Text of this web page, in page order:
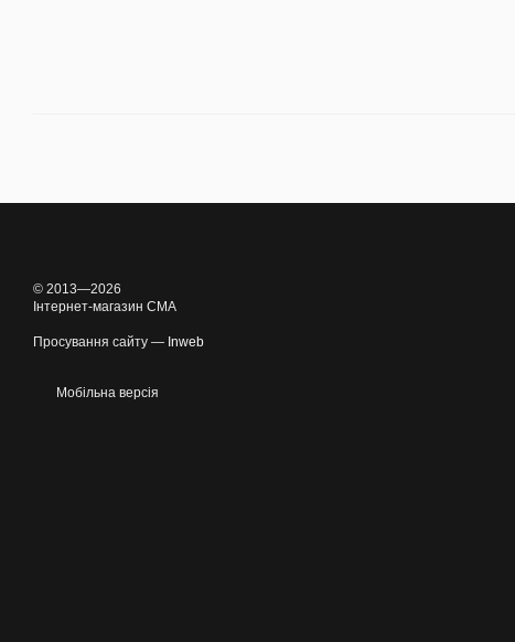
© 2013—2026
Інтернет-магазин CMA
Просування сайту — Inweb
Мобільна версія